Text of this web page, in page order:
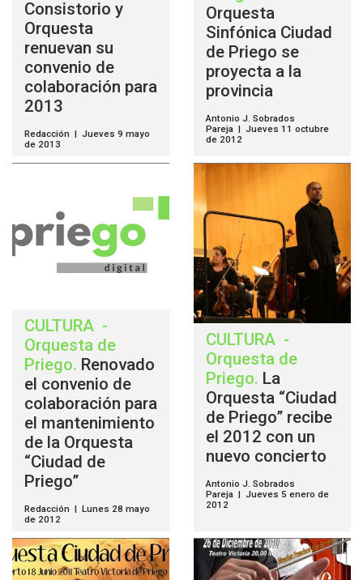
Consistorio y
Orquesta
renuevan su
convenio de
colaboración para
2013
Redacción | Jueves 9 mayo
de 2013
Orquesta
Sinfónica Ciudad
de Priego se
proyecta a la
provincia
Antonio J. Sobrados
Pareja | Jueves 11 octubre
de 2012
CULTURA -
Orquesta de
Priego. Renovado
el convenio de
colaboración para
el mantenimiento
de la Orquesta
“Ciudad de
Priego”
Redacción | Lunes 28 mayo
de 2012
CULTURA -
Orquesta de
Priego. La
Orquesta “Ciudad
de Priego” recibe
el 2012 con un
nuevo concierto
Antonio J. Sobrados
Pareja | Jueves 5 enero de
2012